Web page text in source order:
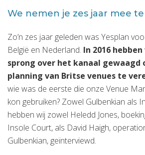
We nemen je zes jaar mee
Zo’n zes jaar geleden was Yesplan
België en Nederland. In 2016
sprong over het kanaal gewaagd
planning van Britse venues te
wie was de eerste die onze Venue
kon gebruiken? Zowel Gulbenkian als
hebben wij zowel Heledd Jones,
Insole Court, als David Haigh,
Gulbenkian, geïnterviewd.